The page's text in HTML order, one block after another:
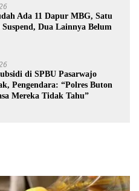
Ada 11 Dapur MBG, Satu
Dua Lainnya Belum
di SPBU Pasarwajo
Pengendara: “Polres Buton
Mereka Tidak Tahu”